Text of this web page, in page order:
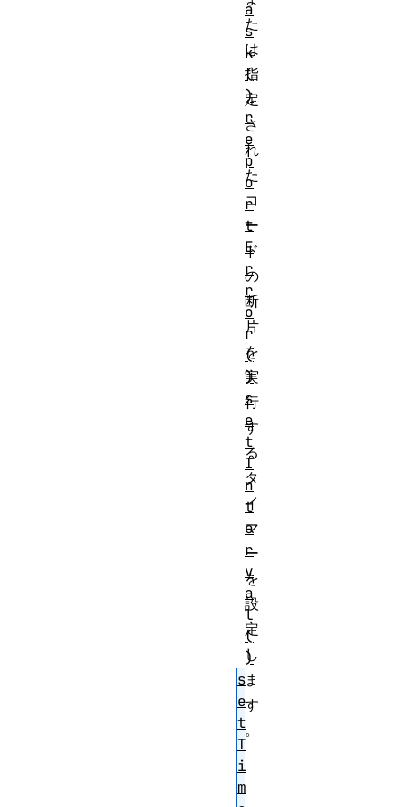
た
は
指
定
さ
れ
た
コ
ー
ド
の
断
片
を
実
行
す
る
タ
イ
マ
ー
を
設
定
し
ま
す
。
a
s
k
(
)
r
e
p
o
r
t
E
r
r
o
r
(
)
s
e
t
I
n
t
e
r
v
a
l
(
)
s
e
t
T
i
m